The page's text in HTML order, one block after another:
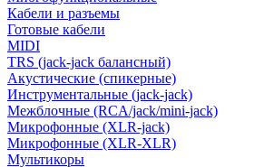
Кабели и разъемы
Готовые кабели
MIDI
TRS (jack-jack балансный)
Акустические (спикерные)
Инструментальные (jack-jack)
Межблочные (RCA/jack/mini-jack)
Микрофонные (XLR-jack)
Микрофонные (XLR-XLR)
Мультикоры